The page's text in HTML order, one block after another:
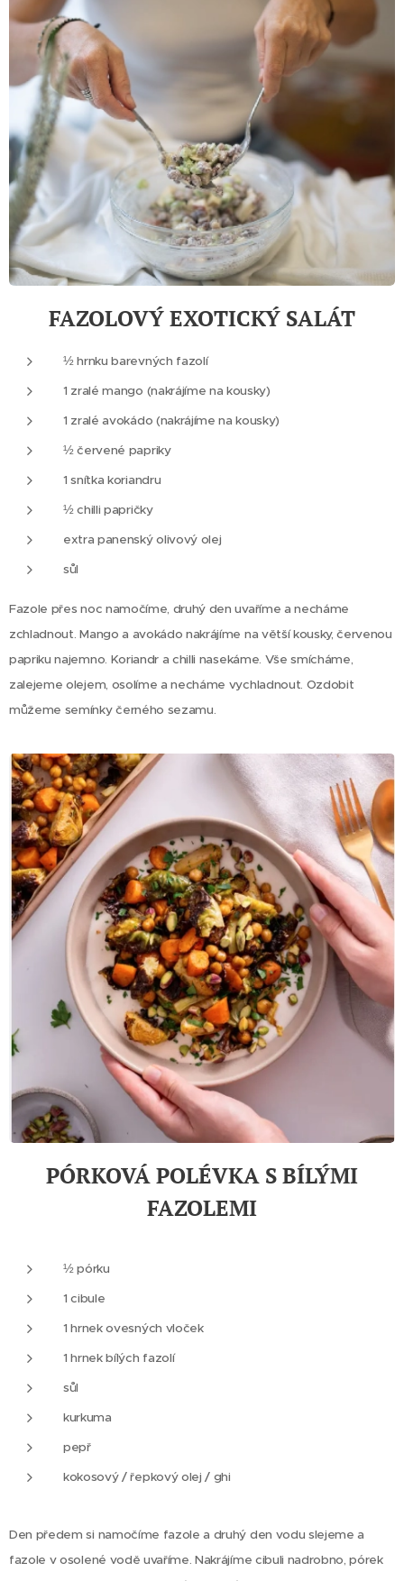
FAZOLOVÝ EXOTICKÝ SALÁT
½ hrnku barevných fazolí
1 zralé mango (nakrájíme na kousky)
1 zralé avokádo (nakrájíme na kousky)
½ červené papriky
1 snítka koriandru
½ chilli papričky
extra panenský olivový olej
sůl
Fazole přes noc namočíme, druhý den uvaříme a necháme
zchladnout. Mango a avokádo nakrájíme na větší kousky, červenou
papriku najemno. Koriandr a chilli nasekáme. Vše smícháme,
zalejeme olejem, osolíme a necháme vychladnout. Ozdobit
můžeme semínky černého sezamu.
PÓRKOVÁ POLÉVKA S BÍLÝMI
FAZOLEMI
½ pórku
1 cibule
1 hrnek ovesných vloček
1 hrnek bílých fazolí
sůl
kurkuma
pepř
kokosový / řepkový olej / ghi
Den předem si namočíme fazole a druhý den vodu slejeme a
fazole v osolené vodě uvaříme.Nakrájíme cibuli nadrobno, pórek